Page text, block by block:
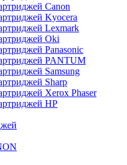
Canon
Kyocera
Lexmark
Oki
Panasonic
PANTUM
Samsung
Sharp
Xerox Phaser
НР